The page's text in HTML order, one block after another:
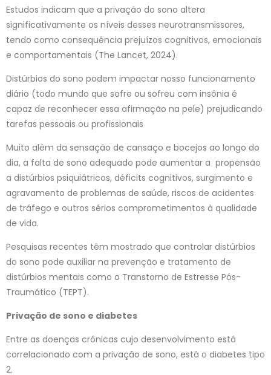
Estudos indicam que a privação do sono altera
significativamente os níveis desses neurotransmissores,
tendo como consequência prejuízos cognitivos, emocionais
e comportamentais (The Lancet, 2024).
Distúrbios do sono podem impactar nosso funcionamento
diário (todo mundo que sofre ou sofreu com insônia é
capaz de reconhecer essa afirmação na pele) prejudicando
tarefas pessoais ou profissionais
Muito além da sensação de cansaço e bocejos ao longo do
dia, a falta de sono adequado pode aumentar a propensão
a distúrbios psiquiátricos, déficits cognitivos, surgimento e
agravamento de problemas de saúde, riscos de acidentes
de tráfego e outros sérios comprometimentos à qualidade
de vida.
Pesquisas recentes têm mostrado que controlar distúrbios
do sono pode auxiliar na prevenção e tratamento de
distúrbios mentais como o Transtorno de Estresse Pós-
Traumático (TEPT).
Privação de sono e diabetes
Entre as doenças crônicas cujo desenvolvimento está
correlacionado com a privação de sono, está o diabetes tipo
2.